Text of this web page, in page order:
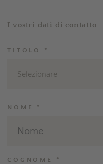
I vostri dati di contatto
TITOLO *
Selezionare
NOME *
COGNOME *